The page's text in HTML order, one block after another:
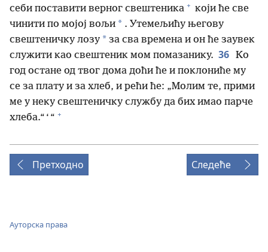
себи поставити верног свештеника + који ће све
чинити по мојој вољи * . Утемељићу његову
свештеничку лозу * за сва времена и он ће заувек
служити као свештеник мом помазанику. 36 Ко
год остане од твог дома доћи ће и поклониће му
се за плату и за хлеб, и рећи ће: „Молим те, прими
ме у неку свештеничку службу да бих имао парче
хлеба.“ ‘ “ +
Претходно Следеће
Ауторска права